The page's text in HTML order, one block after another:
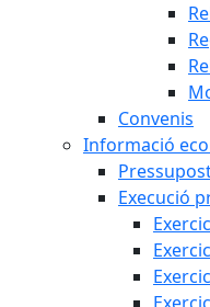
Convenis
Informació
Execució